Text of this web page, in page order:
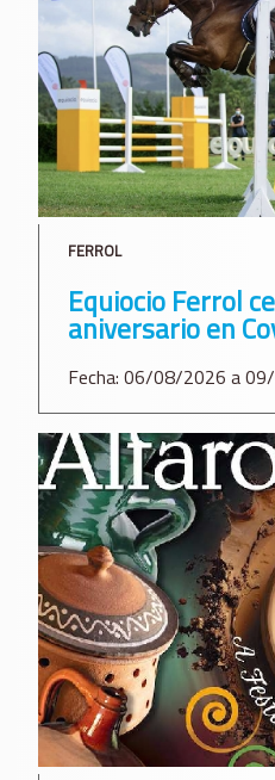
FERROL
Equiocio Ferrol
aniversario en
Fecha: 06/08/2026 a